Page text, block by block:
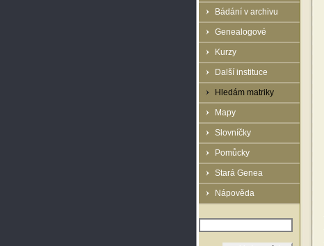
Bádání v archivu
Genealogové
Kurzy
Další instituce
Hledám matriky
Mapy
Slovníčky
Pomůcky
Stará Genea
Nápověda